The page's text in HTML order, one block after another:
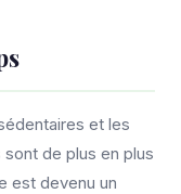
et les
de plus en plus
est devenu un